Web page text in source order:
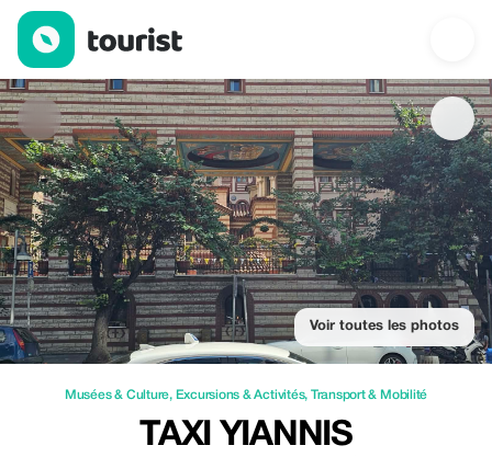
Taxi Yiannis Panagiotidis — Musées & Culture | Up to 15% off |
Voir toutes les photos
Musées & Culture, Excursions & Activités, Transport & Mobilité
TAXI YIANNIS